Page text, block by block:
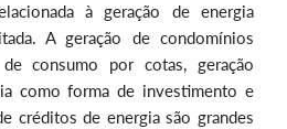
à geração de energia
A geração de condomínios
consumo por cotas, geração
como forma de investimento e
créditos de energia são grandes